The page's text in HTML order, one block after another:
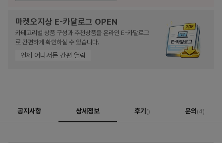
마켓오지상 E-카달로그 OPEN
카테고리별 상품 구성과 추천상품을 온라인 E-카달로그
로 간편하게 확인하실 수 있습니다.
언제 어디서든 간편 열람
공지사항 상세정보 후기 () 문의 (4)